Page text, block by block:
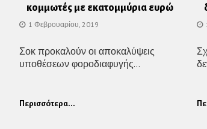
κομμωτές με εκατομμύρια ευρώ
1 Φεβρουαρίου, 2019
Σοκ προκαλούν οι αποκαλύψεις
υποθέσεων φοροδιαφυγής...
Περισσότερα...